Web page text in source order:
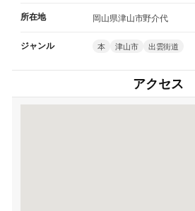
所在地 岡山県津山市野介代
ジャンル 本 津山市 出雲街道
アクセス